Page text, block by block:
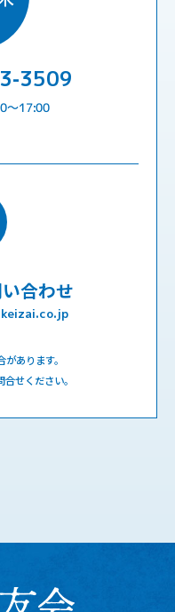
3509
〜17:00
合わせ
あります。
せください。